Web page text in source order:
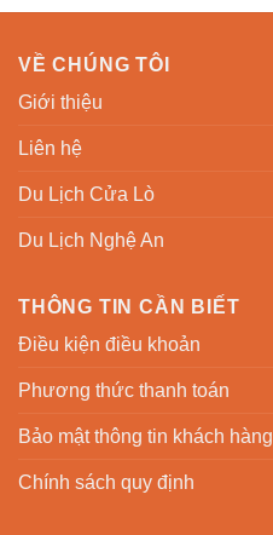
VỀ CHÚNG TÔI
Giới thiệu
Liên hệ
Du Lịch Cửa Lò
Du Lịch Nghệ An
THÔNG TIN CẦN BIẾT
Điều kiện điều khoản
Phương thức thanh toán
Bảo mật thông tin khách hàng
Chính sách quy định